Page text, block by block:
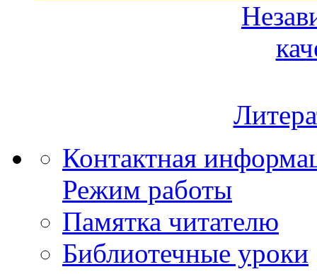
Контактная
Режим работы
Памятка читателю
Библиотечные уроки